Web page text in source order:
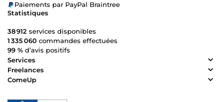
Paiements par PayPal Braintree
Statistiques
38 912 services disponibles
1 335 060 commandes effectuées
99 % d’avis positifs
Services
Freelances
ComeUp